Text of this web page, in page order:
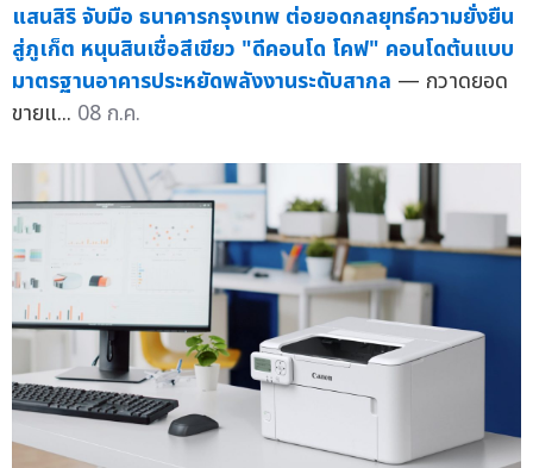
แสนสิริ จับมือ ธนาคารกรุงเทพ ต่อยอดกลยุทธ์ความยั่งยืน
สู่ภูเก็ต หนุนสินเชื่อสีเขียว "ดีคอนโด โคฟ" คอนโดต้นแบบ
มาตรฐานอาคารประหยัดพลังงานระดับสากล — กวาดยอด
ขายแ... 08 ก.ค.